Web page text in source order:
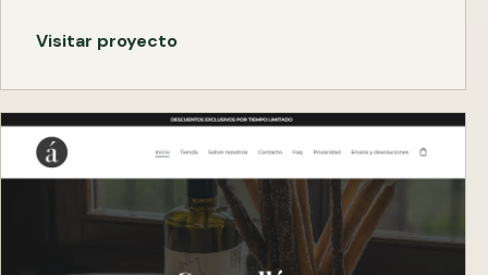
Visitar proyecto